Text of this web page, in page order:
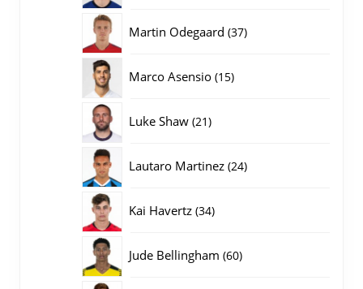
Martin Odegaard 3737
Marco Asensio 1515
Luke Shaw 2121
Lautaro Martinez 2424
Kai Havertz 3434
Jude Bellingham 6060